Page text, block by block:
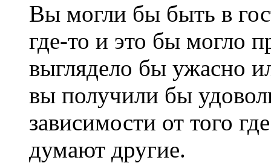
Вы могли бы быть в
где-то и это бы могло
выглядело бы ужасно
вы получили бы
зависимости от того
думают другие.